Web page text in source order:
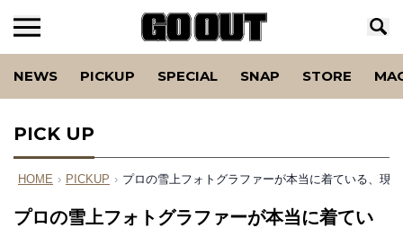
NEWS PICKUP SPECIAL SNAP STORE
PICK UP
HOME › PICKUP › プロの雪上フォトグラファーが本当に着ている、現
プロの雪上フォトグラファーが本当に着てい